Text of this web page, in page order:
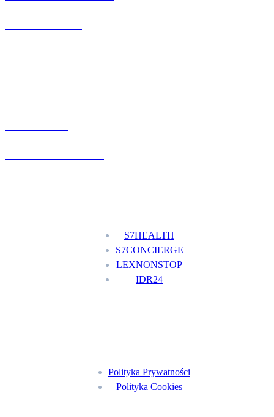
S7HEALTH
S7CONCIERGE
LEXNONSTOP
IDR24
Polityka Prywatności
Polityka Cookies